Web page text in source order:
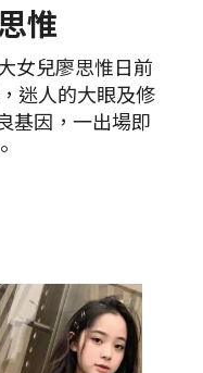
惟
女兒廖思惟日前
迷人的大眼及修
基因，一出場即